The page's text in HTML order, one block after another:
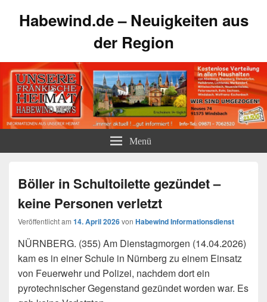
Habewind.de – Neuigkeiten aus
der Region
Menü
Böller in Schultoilette gezündet –
keine Personen verletzt
Veröffentlicht am 14. April 2026von Habewind Informationsdienst
NÜRNBERG. (355) Am Dienstagmorgen (14.04.2026)
kam es in einer Schule in Nürnberg zu einem Einsatz
von Feuerwehr und Polizei, nachdem dort ein
pyrotechnischer Gegenstand gezündet worden war. Es